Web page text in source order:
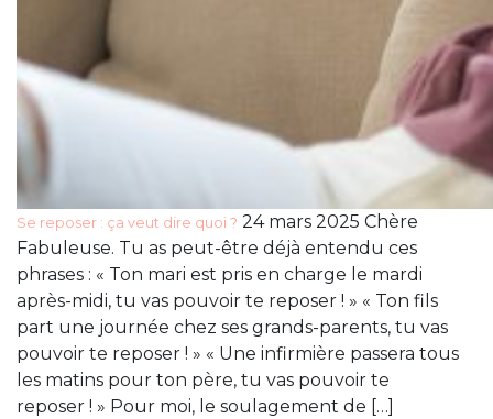
Se reposer : ça veut dire quoi ? 24 mars 2025 Chère
Fabuleuse. Tu as peut-être déjà entendu ces
phrases : « Ton mari est pris en charge le mardi
après-midi, tu vas pouvoir te reposer ! » « Ton fils
part une journée chez ses grands-parents, tu vas
pouvoir te reposer ! » « Une infirmière passera tous
les matins pour ton père, tu vas pouvoir te
reposer ! » Pour moi, le soulagement de […]